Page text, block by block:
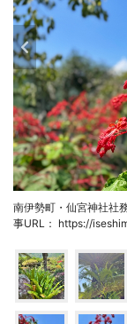
南伊勢町・仙宮神社
事URL： https://